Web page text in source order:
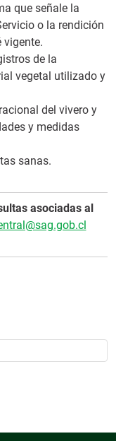
que señale la
o la rendición
vigente.
de la
vegetal utilizado y
del vivero y
y medidas
sanas.
asociadas al